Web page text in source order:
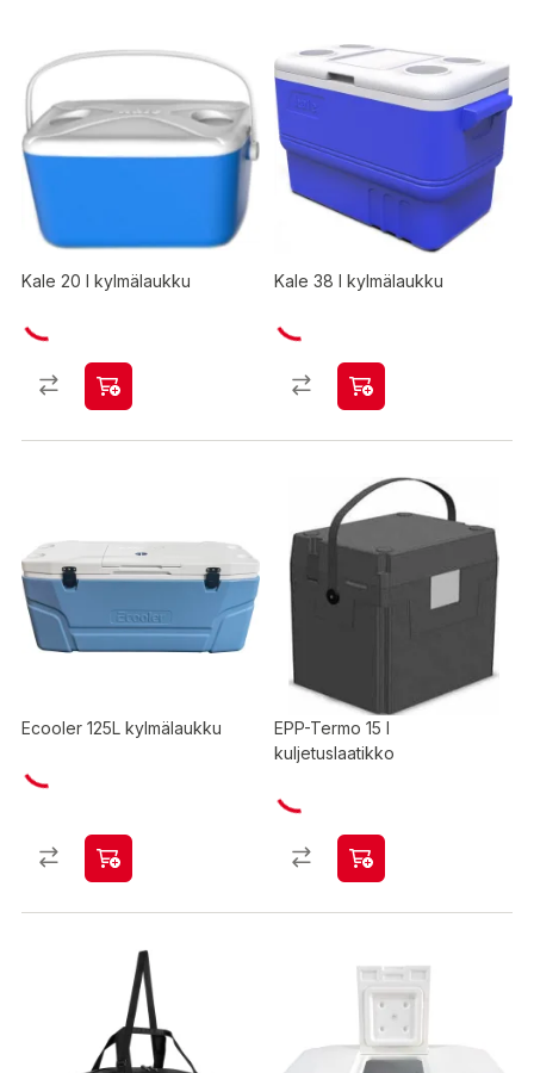
Kale 20 l kylmälaukku Kale 38 l kylmälaukku
Ecooler 125L kylmälaukku
EPP-Termo 15 l
kuljetuslaatikko